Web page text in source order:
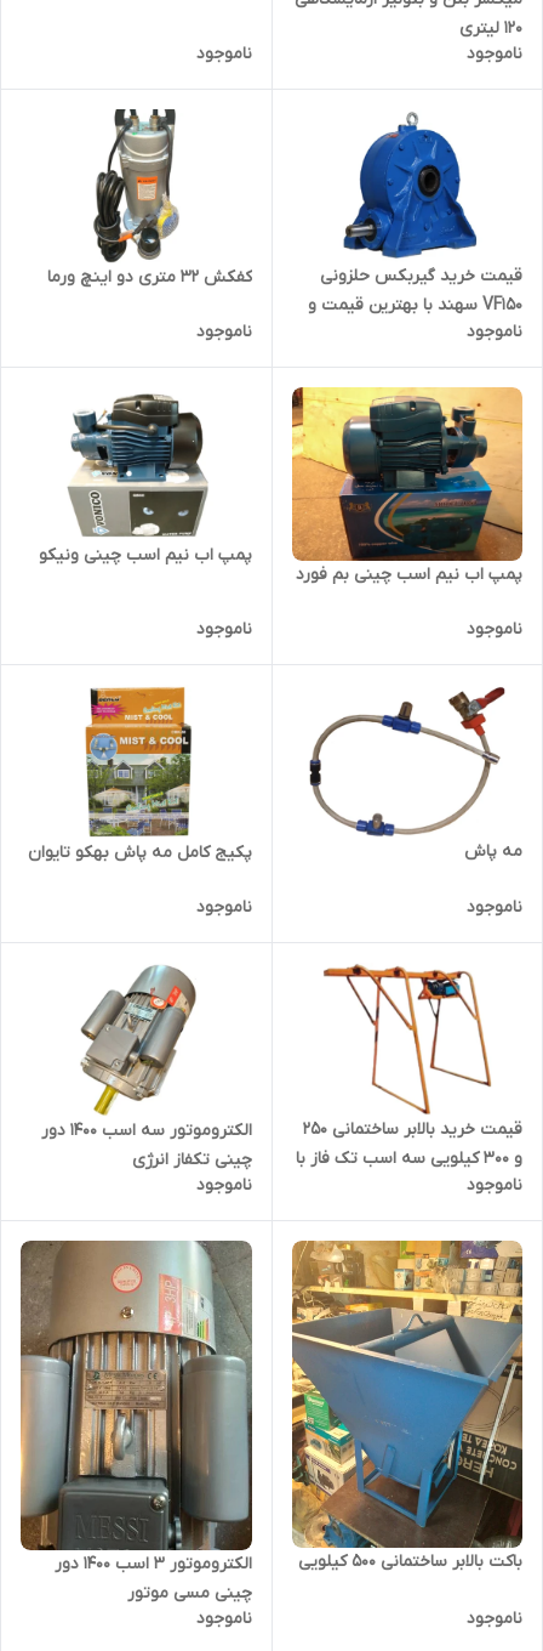
120 لیتری
ناموجود
ناموجود
قیمت خرید گیربکس حلزونی
VF150 سهند با بهترین قیمت و
گارانتی
ناموجود
کفکش 32 متری دو اینچ ورما
ناموجود
پمپ اب نیم اسب چینی بم فورد
ناموجود
پمپ اب نیم اسب چینی ونیکو
ناموجود
مه پاش
ناموجود
پکیج کامل مه پاش بهکو تایوان
ناموجود
قیمت خرید بالابر ساختمانی 250
و 300 کیلویی سه اسب تک فاز با
مشخصات کامل
ناموجود
الکتروموتور سه اسب 1400 دور
چینی تکفاز انرژی
ناموجود
باکت بالابر ساختمانی 500 کیلویی
ناموجود
الکتروموتور 3 اسب 1400 دور
چینی مسی موتور
ناموجود